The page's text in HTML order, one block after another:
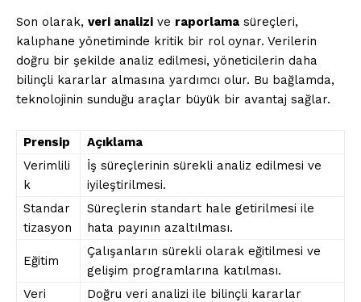
Son olarak, veri analizi ve raporlama süreçleri,
kalıphane yönetiminde kritik bir rol oynar. Verilerin
doğru bir şekilde analiz edilmesi, yöneticilerin daha
bilinçli kararlar almasına yardımcı olur. Bu bağlamda,
teknolojinin sunduğu araçlar büyük bir avantaj sağlar.
Prensip
Açıklama
Verimlili
k
İş süreçlerinin sürekli analiz edilmesi ve
iyileştirilmesi.
Standar
tizasyon
Süreçlerin standart hale getirilmesi ile
hata payının azaltılması.
Eğitim
Çalışanların sürekli olarak eğitilmesi ve
gelişim programlarına katılması.
Veri
Doğru veri analizi ile bilinçli kararlar